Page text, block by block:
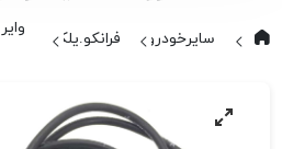
سایرخودروها فرانکو.یلکن